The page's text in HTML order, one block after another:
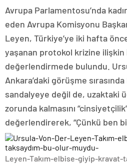
Avrupa Parlamentosu’nda
eden Avrupa Komisyonu
Leyen, Türkiye’ye iki hafta
yaşanan protokol krizine ilişkin
değerlendirmede bulundu.
Ankara’daki görüşme
sandalyeye değil de, uzaktaki
zorunda kalmasını
değerlendirerek, “Çünkü ben bir
Leyen-Takım-elbise-giyip-kravat-